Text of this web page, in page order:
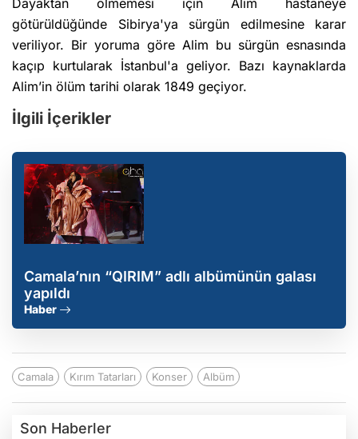
götürüldüğünde Sibirya'ya sürgün edilmesine karar
veriliyor. Bir yoruma göre Alim bu sürgün esnasında
kaçıp kurtularak İstanbul'a geliyor. Bazı kaynaklarda
Alim’in ölüm tarihi olarak 1849 geçiyor.
İlgili İçerikler
Camala’nın “QIRIM” adlı albümünün galası
yapıldı
Haber
Camala Kırım Tatarları Konser Albüm
Son Haberler